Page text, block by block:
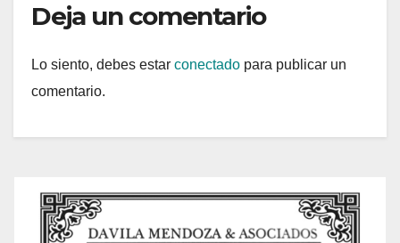
Deja un comentario
Lo siento, debes estar conectado para publicar un
comentario.